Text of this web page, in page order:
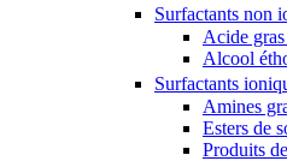
Surfactants non
Acide
Alcool
Surfactants
Amines
Esters de
Produits